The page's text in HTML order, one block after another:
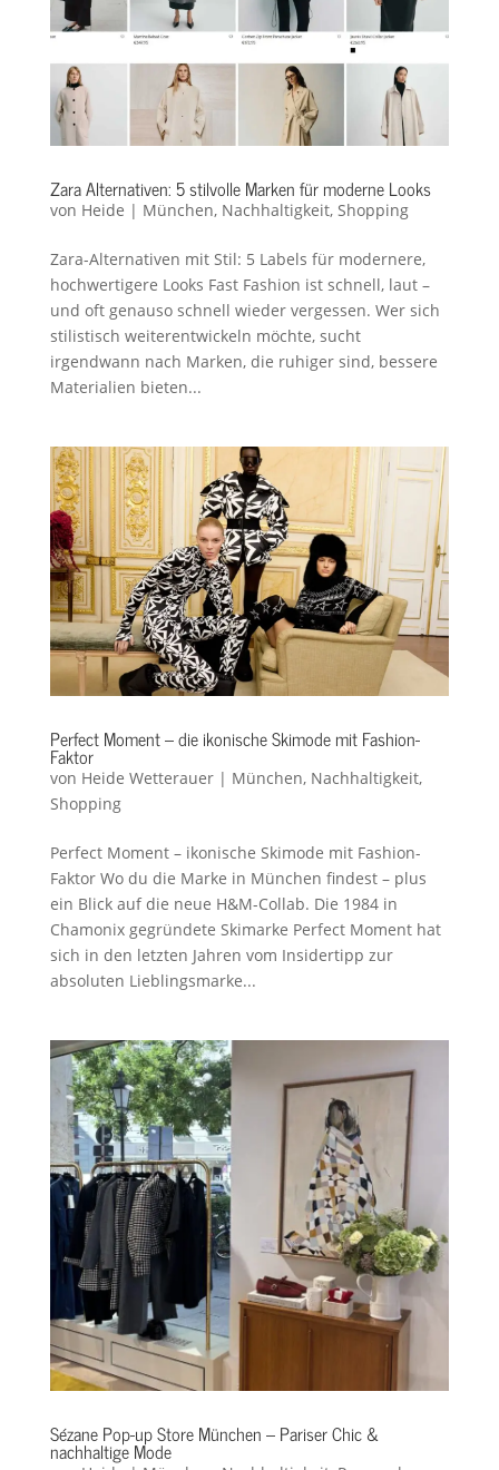
Zara Alternativen: 5 stilvolle Marken für moderne Looks
von Heide | München, Nachhaltigkeit, Shopping
Zara-Alternativen mit Stil: 5 Labels für modernere,
hochwertigere Looks Fast Fashion ist schnell, laut –
und oft genauso schnell wieder vergessen. Wer sich
stilistisch weiterentwickeln möchte, sucht
irgendwann nach Marken, die ruhiger sind, bessere
Materialien bieten...
Perfect Moment – die ikonische Skimode mit Fashion-
Faktor
von Heide Wetterauer| München, Nachhaltigkeit,
Shopping
Perfect Moment – ikonische Skimode mit Fashion-
Faktor Wo du die Marke in München findest – plus
ein Blick auf die neue H&M-Collab. Die 1984 in
Chamonix gegründete Skimarke Perfect Moment hat
sich in den letzten Jahren vom Insidertipp zur
absoluten Lieblingsmarke...
Sézane Pop-up Store München – Pariser Chic &
nachhaltige Mode